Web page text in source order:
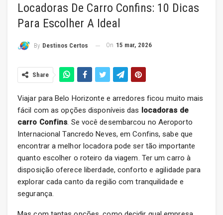
Locadoras De Carro Confins: 10 Dicas
Para Escolher A Ideal
By Destinos Certos On 15 mar, 2026
Share
Viajar para Belo Horizonte e arredores ficou muito mais
fácil com as opções disponíveis das locadoras de
carro Confins. Se você desembarcou no Aeroporto
Internacional Tancredo Neves, em Confins, sabe que
encontrar a melhor locadora pode ser tão importante
quanto escolher o roteiro da viagem. Ter um carro à
disposição oferece liberdade, conforto e agilidade para
explorar cada canto da região com tranquilidade e
segurança.